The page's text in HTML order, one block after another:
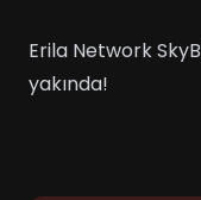
Erila Network
yakında!